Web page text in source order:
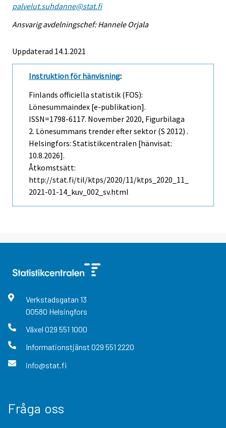
palvelut.suhdanne@stat.fi
Ansvarig avdelningschef: Hannele Orjala
Uppdaterad 14.1.2021
Instruktion för hänvisning:
Finlands officiella statistik (FOS):
Lönesummaindex [e-publikation].
ISSN=1798-6117. November 2020, Figurbilaga
2. Lönesummans trender efter sektor (S 2012) .
Helsingfors: Statistikcentralen [hänvisat:
10.8.2026].
Åtkomstsätt:
http://stat.fi/til/ktps/2020/11/ktps_2020_11_
2021-01-14_kuv_002_sv.html
Verkstadsgatan 13
00580 Helsingfors
Växel 029 551 1000
Informationstjänst 029 551 2220
info@stat.fi
Fråga oss